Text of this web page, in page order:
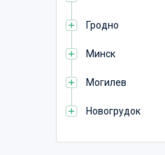
Гродно
Минск
Могилев
Новогрудок